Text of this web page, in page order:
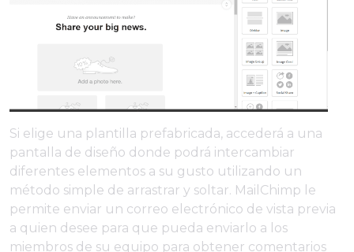
Si elige una plantilla prefabricada, accederá a una
pantalla de diseño donde podrá intercambiar
diferentes elementos a su gusto utilizando un
método simple de arrastrar y soltar. MailChimp le
permite enviar un correo electrónico de vista previa
a quien desee para que pueda enviarlo a los
miembros de su equipo para obtener comentarios